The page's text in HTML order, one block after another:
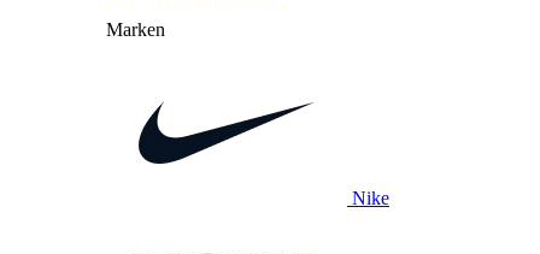
Marken
Nike